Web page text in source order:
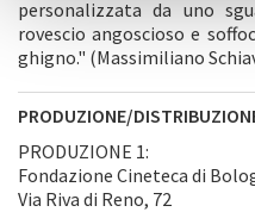
personalizzata da uno
rovescio angoscioso e
ghigno." (Massimiliano
PRODUZIONE/
PRODUZIONE 1:
Fondazione Cineteca di
Via Riva di Reno, 72